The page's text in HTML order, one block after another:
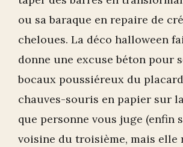
ou sa baraque en repaire de
cheloues. La déco halloween
donne une excuse béton pour
bocaux poussiéreux du
chauves-souris en papier sur
que personne vous juge (enfin
voisine du troisième, mais elle